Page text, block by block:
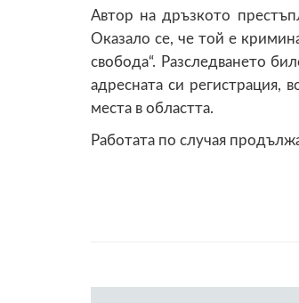
Автор на дръзкото
Оказало се, че той е
свобода“. Разследването
адресната си регистрация,
места в областта.
Работата по случая